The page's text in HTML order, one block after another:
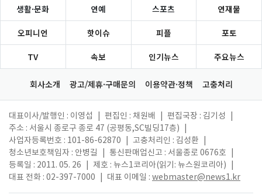
생활·문화 연예 스포츠 연재물
오피니언 핫이슈 피플 포토
TV 속보 인기뉴스 주요뉴스
회사소개 광고/제휴·구매문의 이용약관·정책 고충처리
대표이사/발행인 : 이영섭 편집인 : 채원배 편집국장 : 김기성
주소 : 서울시 종로구 종로 47 (공평동,SC빌딩17층)
사업자등록번호 : 101-86-62870
고충처리인 : 김성환
청소년보호책임자 : 안병길
통신판매업신고 : 서울종로 0676호
등록일 : 2011. 05. 26
제호 : 뉴스1코리아(읽기: 뉴스원코리아)
대표 전화 : 02-397-7000
대표 이메일 : webmaster@news1.kr